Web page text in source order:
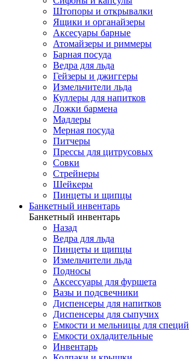
Штопоры и открывалки
Ящики и органайзеры
Аксесуары барные
Атомайзеры и риммеры
Барная посуда
Ведра для льда
Гейзеры и джиггеры
Измельчители льда
Куллеры для напитков
Ложки бармена
Мадлеры
Мерная посуда
Питчеры
Прессы для цитрусовых
Совки
Стрейнеры
Шейкеры
Пинцеты и щипцы
Банкетный инвентарь
Банкетный инвентарь
Назад
Ведра для льда
Пинцеты и щипцы
Измельчители льда
Подносы
Аксессуары для фуршета
Вазы и подсвечники
Диспенсеры для напитков
Диспенсеры для сыпучих
Емкости и мельницы для специй
Емкости охладительные
Инвентарь